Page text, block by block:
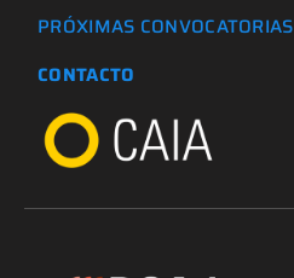
PRÓXIMAS CONVOCATORIAS
CONTACTO